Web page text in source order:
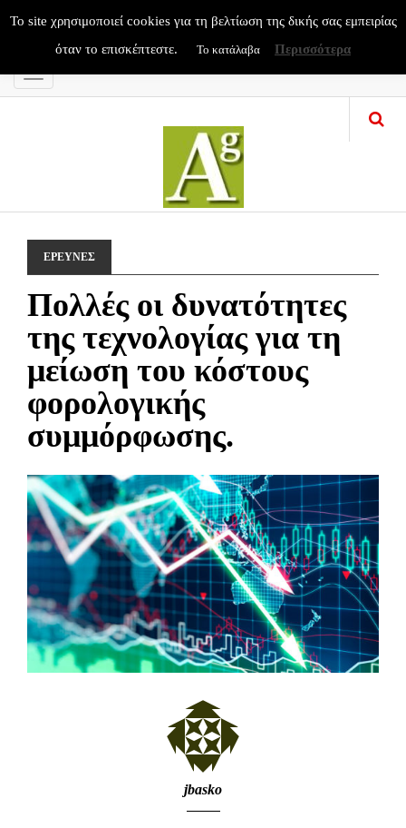
Menu
ΕΡΕΥΝΕΣ
Πολλές οι δυνατότητες
της τεχνολογίας για τη
μείωση του κόστους
φορολογικής
συμμόρφωσης.
jbasko
To site χρησιμοποιεί cookies για τη βελτίωση της δικής σας εμπειρίας
όταν το επισκέπτεστε.
Το κατάλαβα Περισσότερα